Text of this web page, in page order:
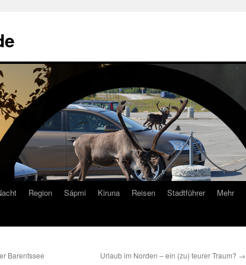
Region Sápmi Kiruna Reisen Stadtführer Mehr
Barentssee
Urlaub im Norden – ein (zu) teurer Traum? →